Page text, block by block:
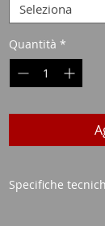
Seleziona
Quantità *
Specifiche